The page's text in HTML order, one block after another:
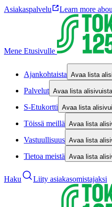
Asiakaspalvelu Learn more
Mene Etusivulle
Ajankohtaista Avaa lista
Palvelut Avaa lista
S-Etukortti Avaa lista
Töissä meillä Avaa lista
Vastuullisuus Avaa lista
Tietoa meistä Avaa lista
Haku Liity asiakasomistajaksi